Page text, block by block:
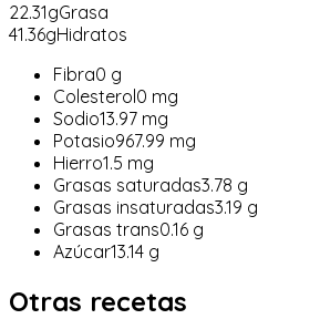
22.31gGrasa
41.36gHidratos
Fibra0 g
Colesterol0 mg
Sodio13.97 mg
Potasio967.99 mg
Hierro1.5 mg
Grasas saturadas3.78 g
Grasas insaturadas3.19 g
Grasas trans0.16 g
Azúcar13.14 g
Otras recetas